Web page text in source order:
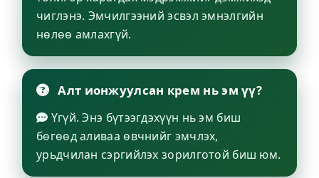
чиглэнэ. Эмчилгээний эсвэл эмнэлгийн
нөлөө амлахгүй.
Алт ионжуулсан крем нь эм үү?
Үгүй. Энэ бүтээгдэхүүн нь эм биш
бөгөөд аливаа өвчнийг эмчлэх,
урьдчилан сэргийлэх зорилготой биш юм.